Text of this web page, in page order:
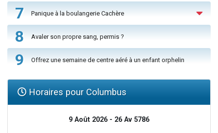
7 Panique à la boulangerie Cachère
8 Avaler son propre sang, permis ?
9 Offrez une semaine de centre aéré à un enfant orphelin
Horaires pour Columbus
9 Août 2026 - 26 Av 5786